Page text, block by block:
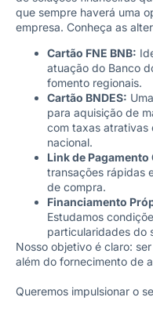
que sempre haverá uma
empresa. Conheça as
Cartão FNE BNB:
atuação do Banco
fomento regionais.
Cartão BNDES:
para aquisição de
com taxas atrativas
nacional.
Link de Pagamento
transações rápidas
de compra.
Financiamento
Estudamos
particularidades do
Nosso objetivo é claro:
além do fornecimento de
Queremos impulsionar o